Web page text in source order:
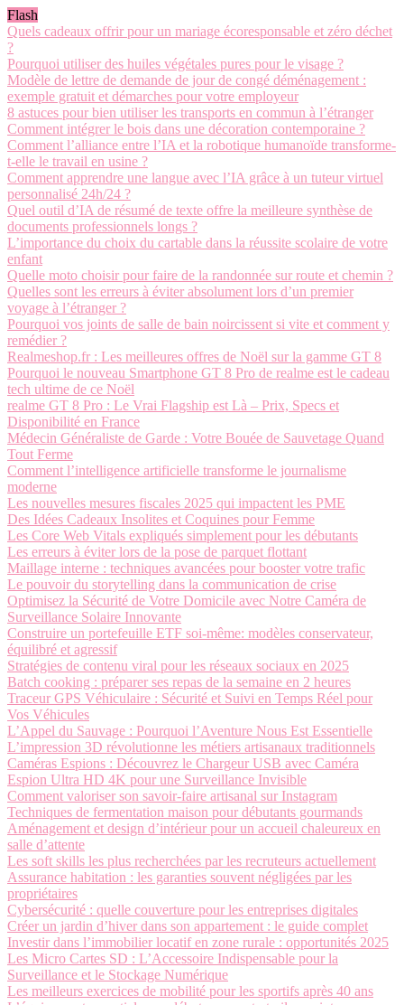
Flash
Quels cadeaux offrir pour un mariage écoresponsable et zéro déchet
?
Pourquoi utiliser des huiles végétales pures pour le visage ?
Modèle de lettre de demande de jour de congé déménagement :
exemple gratuit et démarches pour votre employeur
8 astuces pour bien utiliser les transports en commun à l’étranger
Comment intégrer le bois dans une décoration contemporaine ?
Comment l’alliance entre l’IA et la robotique humanoïde transforme-
t-elle le travail en usine ?
Comment apprendre une langue avec l’IA grâce à un tuteur virtuel
personnalisé 24h/24 ?
Quel outil d’IA de résumé de texte offre la meilleure synthèse de
documents professionnels longs ?
L’importance du choix du cartable dans la réussite scolaire de votre
enfant
Quelle moto choisir pour faire de la randonnée sur route et chemin ?
Quelles sont les erreurs à éviter absolument lors d’un premier
voyage à l’étranger ?
Pourquoi vos joints de salle de bain noircissent si vite et comment y
remédier ?
Realmeshop.fr : Les meilleures offres de Noël sur la gamme GT 8
Pourquoi le nouveau Smartphone GT 8 Pro de realme est le cadeau
tech ultime de ce Noël
realme GT 8 Pro : Le Vrai Flagship est Là – Prix, Specs et
Disponibilité en France
Médecin Généraliste de Garde : Votre Bouée de Sauvetage Quand
Tout Ferme
Comment l’intelligence artificielle transforme le journalisme
moderne
Les nouvelles mesures fiscales 2025 qui impactent les PME
Des Idées Cadeaux Insolites et Coquines pour Femme
Les Core Web Vitals expliqués simplement pour les débutants
Les erreurs à éviter lors de la pose de parquet flottant
Maillage interne : techniques avancées pour booster votre trafic
Le pouvoir du storytelling dans la communication de crise
Optimisez la Sécurité de Votre Domicile avec Notre Caméra de
Surveillance Solaire Innovante
Construire un portefeuille ETF soi-même: modèles conservateur,
équilibré et agressif
Stratégies de contenu viral pour les réseaux sociaux en 2025
Batch cooking : préparer ses repas de la semaine en 2 heures
Traceur GPS Véhiculaire : Sécurité et Suivi en Temps Réel pour
Vos Véhicules
L’Appel du Sauvage : Pourquoi l’Aventure Nous Est Essentielle
L’impression 3D révolutionne les métiers artisanaux traditionnels
Caméras Espions : Découvrez le Chargeur USB avec Caméra
Espion Ultra HD 4K pour une Surveillance Invisible
Comment valoriser son savoir-faire artisanal sur Instagram
Techniques de fermentation maison pour débutants gourmands
Aménagement et design d’intérieur pour un accueil chaleureux en
salle d’attente
Les soft skills les plus recherchées par les recruteurs actuellement
Assurance habitation : les garanties souvent négligées par les
propriétaires
Cybersécurité : quelle couverture pour les entreprises digitales
Créer un jardin d’hiver dans son appartement : le guide complet
Investir dans l’immobilier locatif en zone rurale : opportunités 2025
Les Micro Cartes SD : L’Accessoire Indispensable pour la
Surveillance et le Stockage Numérique
Les meilleurs exercices de mobilité pour les sportifs après 40 ans